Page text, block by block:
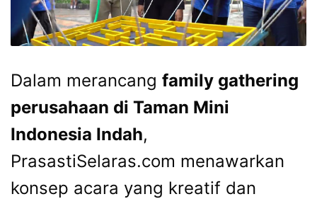
Dalam merancang family gathering
perusahaan di Taman Mini
Indonesia Indah,
PrasastiSelaras.com menawarkan
konsep acara yang kreatif dan